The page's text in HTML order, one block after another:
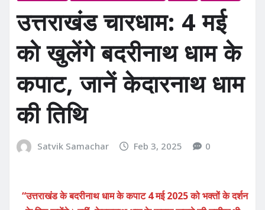
उत्तराखंड चारधाम: 4 मई
को खुलेंगे बदरीनाथ धाम के
कपाट, जानें केदारनाथ धाम
की तिथि
Satvik Samachar Feb 3, 2025 0
“उत्तराखंड के बदरीनाथ धाम के कपाट 4 मई 2025 को भक्तों के दर्शन